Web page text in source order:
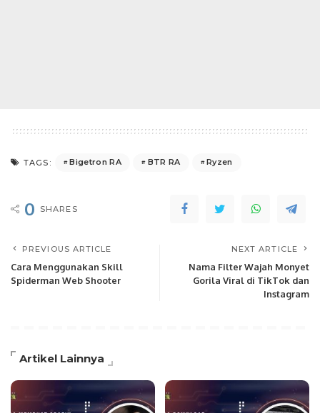
TAGS: Bigetron RA BTR RA Ryzen
0 SHARES
PREVIOUS ARTICLE
Cara Menggunakan Skill
Spiderman Web Shooter
NEXT ARTICLE
Nama Filter Wajah Monyet
Gorila Viral di TikTok dan
Instagram
Artikel Lainnya